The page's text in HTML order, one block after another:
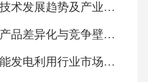
2026监护仪行业技术发展趋势及产业链投资价值评估报告
2026监护仪行业产品差异化与竞争壁垒研究报告
2026盐城生物质能发电利用行业市场供需动态及融资优化规划研究文件